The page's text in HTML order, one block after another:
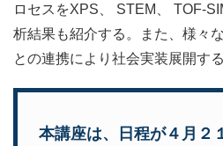
ロセスをXPS、 STEM、 TOF-
析結果も紹介する。また、様々
との連携により社会実装展開す
本講座は、日程が４月２